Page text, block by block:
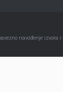
navođenje